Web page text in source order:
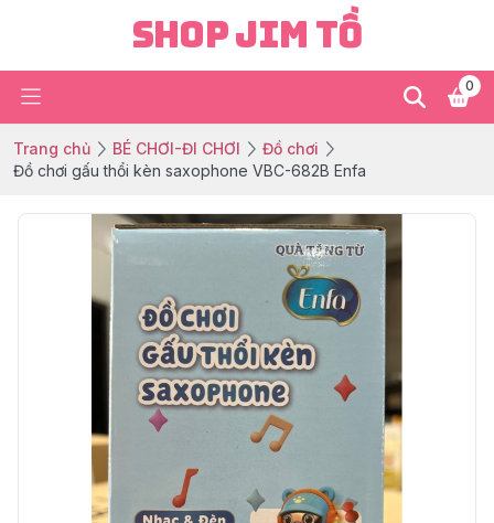
Shop Jim Tồ
0
Trang chủ BÉ CHƠI-ĐI CHƠI
Đồ chơi
Đồ chơi gấu thổi kèn saxophone VBC-682B Enfa